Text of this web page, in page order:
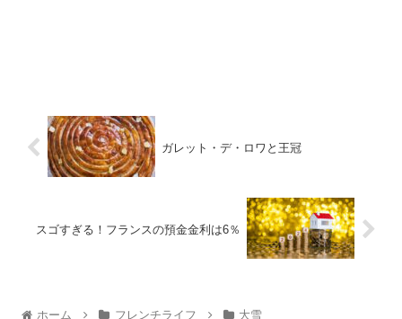
ガレット・デ・ロワと王冠
スゴすぎる！フランスの預金金利は6％
ホーム フレンチライフ 大雪